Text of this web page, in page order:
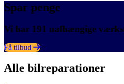
Spar penge
Vi har 191 uafhængige
Få tilbud
Alle bilreparationer